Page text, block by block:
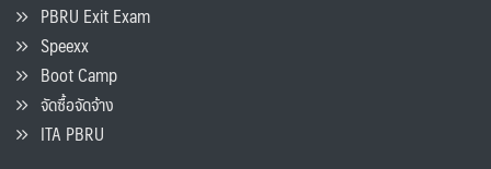
PBRU Exit Exam
Speexx
Boot Camp
จัดซื้อจัดจ้าง
ITA PBRU